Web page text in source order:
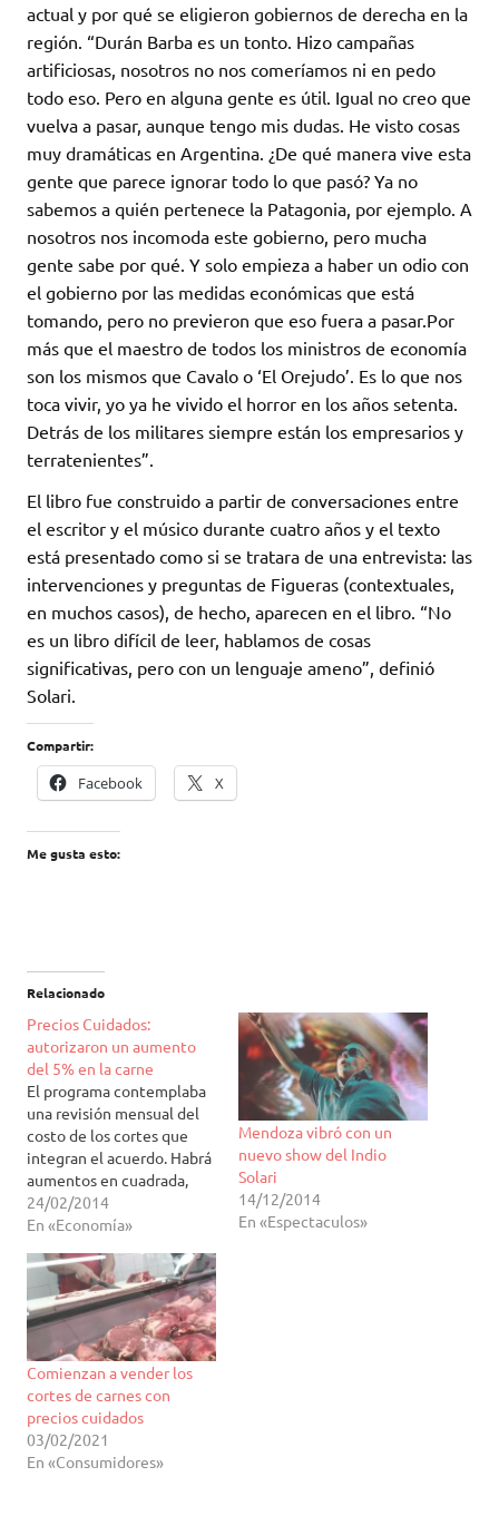
actual y por qué se eligieron gobiernos de derecha en la
región. “Durán Barba es un tonto. Hizo campañas
artificiosas, nosotros no nos comeríamos ni en pedo
todo eso. Pero en alguna gente es útil. Igual no creo que
vuelva a pasar, aunque tengo mis dudas. He visto cosas
muy dramáticas en Argentina. ¿De qué manera vive esta
gente que parece ignorar todo lo que pasó? Ya no
sabemos a quién pertenece la Patagonia, por ejemplo. A
nosotros nos incomoda este gobierno, pero mucha
gente sabe por qué. Y solo empieza a haber un odio con
el gobierno por las medidas económicas que está
tomando, pero no previeron que eso fuera a pasar.Por
más que el maestro de todos los ministros de economía
son los mismos que Cavalo o ‘El Orejudo’. Es lo que nos
toca vivir, yo ya he vivido el horror en los años setenta.
Detrás de los militares siempre están los empresarios y
terratenientes”.
El libro fue construido a partir de conversaciones entre
el escritor y el músico durante cuatro años y el texto
está presentado como si se tratara de una entrevista: las
intervenciones y preguntas de Figueras (contextuales,
en muchos casos), de hecho, aparecen en el libro. “No
es un libro difícil de leer, hablamos de cosas
significativas, pero con un lenguaje ameno”, definió
Solari.
Compartir:
Facebook X
Me gusta esto:
Relacionado
Precios Cuidados:
autorizaron un aumento
del 5% en la carne
El programa contemplaba
una revisión mensual del
costo de los cortes que
integran el acuerdo. Habrá
aumentos en cuadrada,
carne picada, marucha,
roast beef, tapa de asado y
acuerdo alcanzado por el
Gobierno ya se había
indicado que iban a haber
revisiones trimestrales y
cada…
24/02/2014
En «Economía»
Mendoza vibró con un
nuevo show del Indio
Solari
14/12/2014
En «Espectaculos»
Comienzan a vender los
cortes de carnes con
precios cuidados
03/02/2021
En «Consumidores»